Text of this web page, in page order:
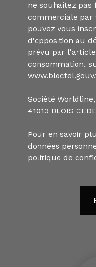
ne souhaitez pas
commerciale par
pouvez vous
d'opposition au
prévu par
consommation,
Société Worldline,
41013 BLOIS
Pour en savoir
données
politique de